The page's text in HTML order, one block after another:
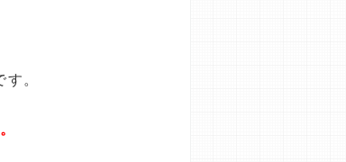
す。